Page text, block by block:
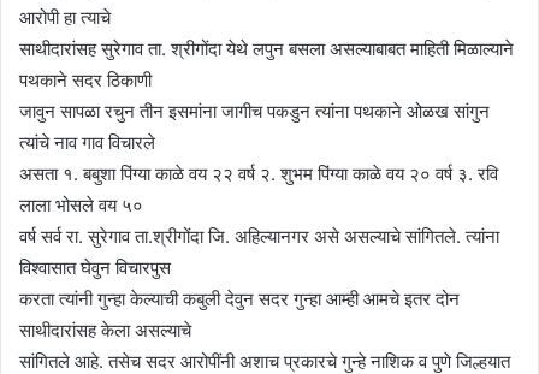
आरोपी हा त्याचे
साथीदारांसह सुरेगाव ता. श्रीगोंदा येथे लपुन बसला असल्याबाबत माहिती मिळाल्याने
पथकाने सदर ठिकाणी
जावुन सापळा रचुन तीन इसमांना जागीच पकडुन त्यांना पथकाने ओळख सांगुन
त्यांचे नाव गाव विचारले
असता १. बबुशा पिंग्या काळे वय २२ वर्ष २. शुभम पिंग्या काळे वय २० वर्ष ३. रवि
लाला भोसले वय ५०
वर्ष सर्व रा. सुरेगाव ता.श्रीगोंदा जि. अहिल्यानगर असे असल्याचे सांगितले. त्यांना
विश्वासात घेवुन विचारपुस
करता त्यांनी गुन्हा केल्याची कबुली देवुन सदर गुन्हा आम्ही आमचे इतर दोन
साथीदारांसह केला असल्याचे
सांगितले आहे. तसेच सदर आरोपींनी अशाच प्रकारचे गुन्हे नाशिक व पुणे जिल्हयात